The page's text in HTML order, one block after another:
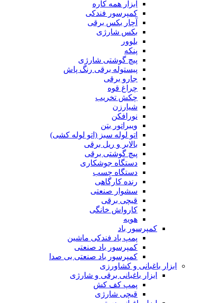
ابزار همه کاره
کمپرسور فندکی
آچار بکس برقی
بکس شارژی
بلوور
پنکه
پیچ گوشتی شارژی
پیستوله برقی رنگ پاش
جارو برقی
چراغ قوه
چکش تخریب
شیارزن
نورافکن
ویبراتور بتن
اتو لوله سبز (اتو لوله کشی)
بالابر و ریل برقی
پیچ گوشتی برقی
دستگاه جوشکاری
دستگاه چسب
رنده کارگاهی
سشوار صنعتی
قیچی برقی
کارواش خانگی
هویه
کمپرسور باد
پمپ باد فندکی ماشین
کمپرسور باد صنعتی
کمپرسور باد صنعتی بی صدا
ابزار باغبانی و کشاورزی
ابزار باغبانی برقی و شارژی
پمپ کف کش
قیچی شارژی